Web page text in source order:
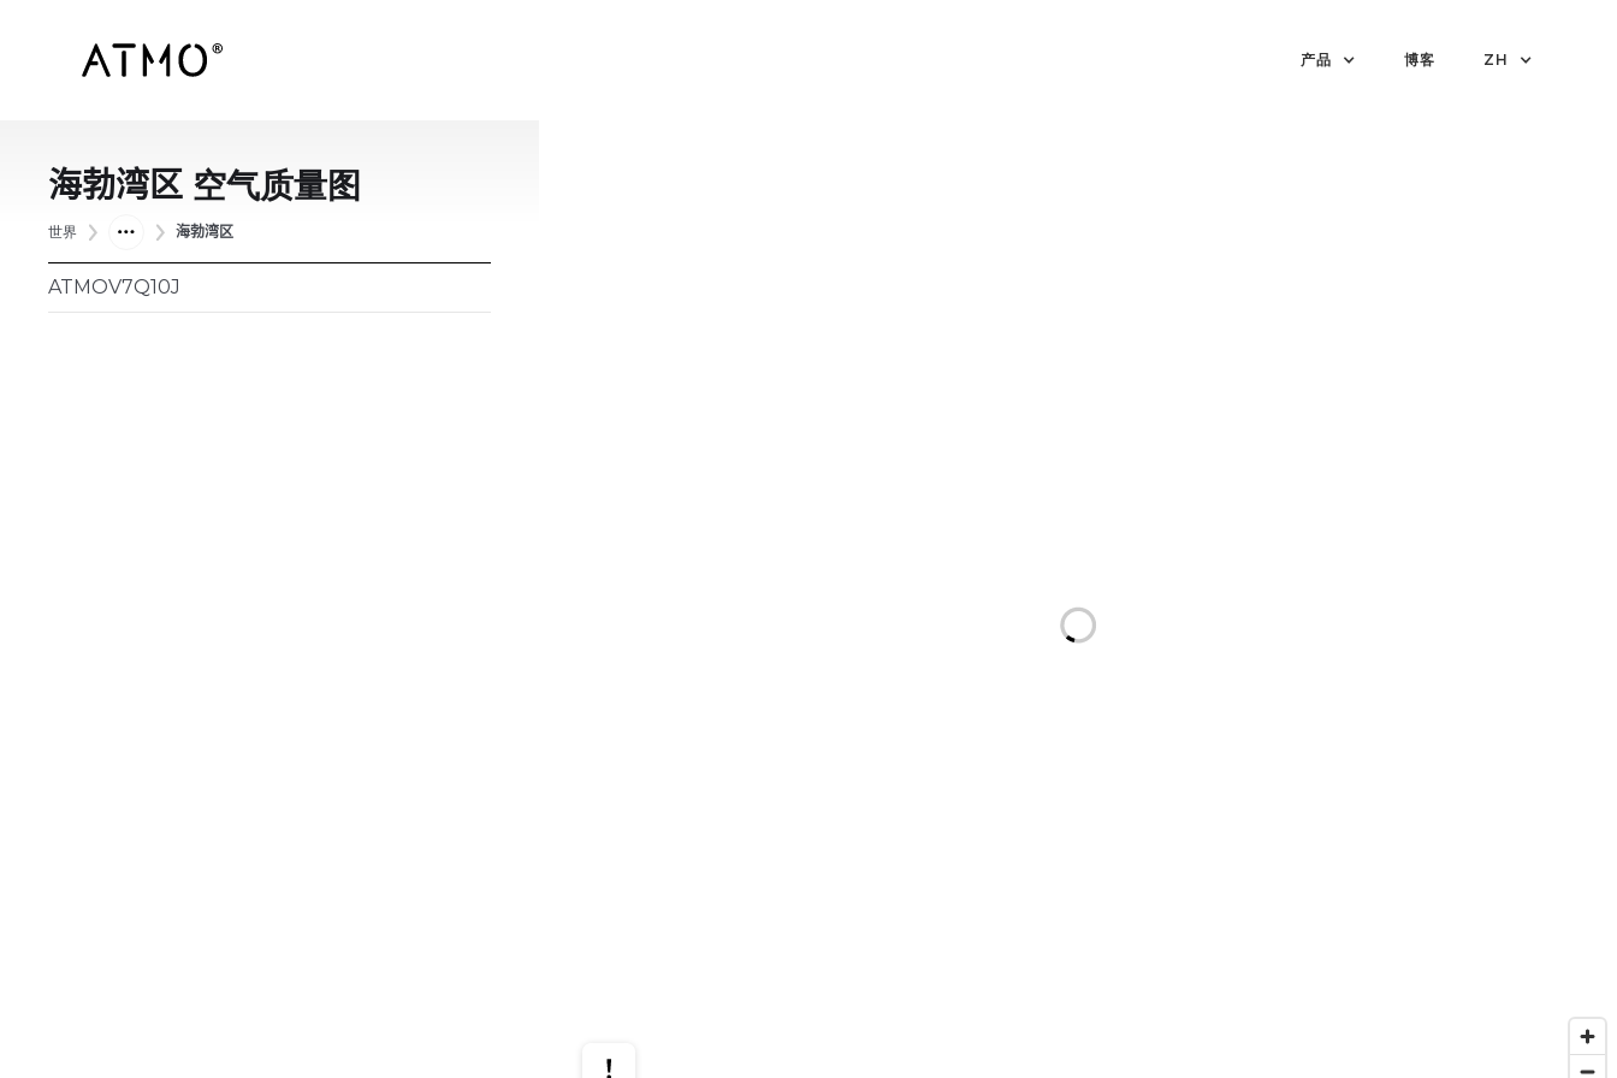
产品 博客 ZH
海勃湾区 空气质量图
世界 海勃湾区
ATMOV7Q10J